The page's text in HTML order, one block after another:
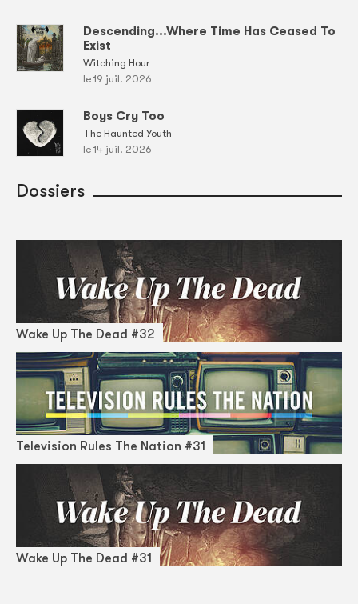
Descending...Where Time Has Ceased To
Exist
Witching Hour
le 19 juil. 2026
Boys Cry Too
The Haunted Youth
le 14 juil. 2026
Dossiers
Wake Up The Dead #32
Television Rules The Nation #31
Wake Up The Dead #31